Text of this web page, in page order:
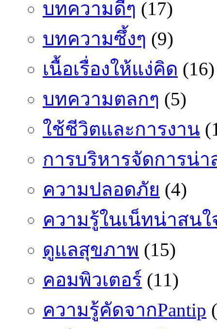
บทความดีๆ (17)
บทความซึ้งๆ (9)
เนื้อเรื่องให้แง่คิด (16)
บทความตลกๆ (5)
ใช้ชีวิตและการงาน
การบริหารจัดการน่า
ความปลอดภัย (4)
ความรู้ในเน็ทน่าสนใ
ดูแลสุขภาพ (15)
คอมพิวเตอร์ (11)
ความรู้คัดจากPantip